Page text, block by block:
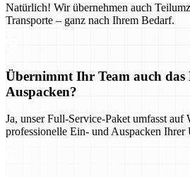
Natürlich! Wir übernehmen auch
Transporte – ganz nach Ihrem Bedarf.
Übernimmt Ihr Team auch das
Auspacken?
Ja, unser Full-Service-Paket umfasst auf
professionelle Ein- und Auspacken Ihrer